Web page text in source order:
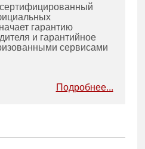
гарантию
и гарантийное
сервисами
Подробнее...